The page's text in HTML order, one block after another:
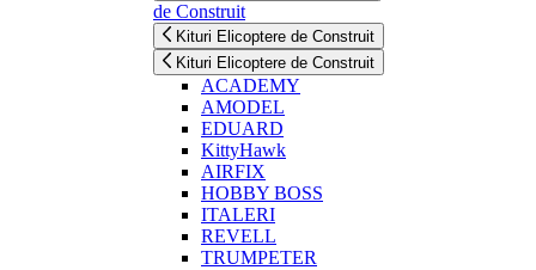
de Construit
Kituri Elicoptere de Construit
Kituri Elicoptere de Construit
ACADEMY
AMODEL
EDUARD
KittyHawk
AIRFIX
HOBBY BOSS
ITALERI
REVELL
TRUMPETER